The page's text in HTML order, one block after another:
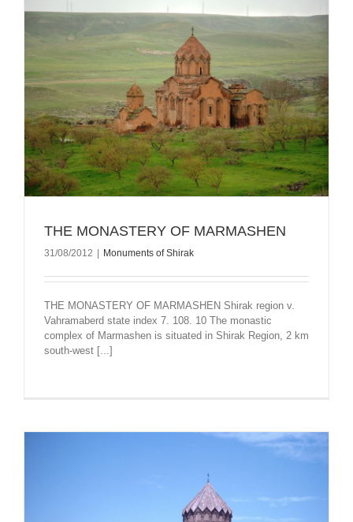
THE MONASTERY OF MARMASHEN
31/08/2012 | Monuments of Shirak
THE MONASTERY OF MARMASHEN Shirak region v.
Vahramaberd state index 7. 108. 10 The monastic
complex of Marmashen is situated in Shirak Region, 2 km
south-west [...]